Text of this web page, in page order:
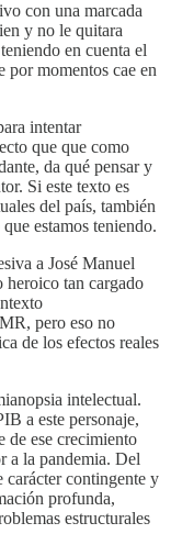
con una marcada
y no le quitara
en cuenta el
por momentos cae en
intentar
que que como
da qué pensar y
Si este texto es
del país, también
estamos teniendo.
a José Manuel
heroico tan cargado
pero eso no
de los efectos reales
intelectual.
a este personaje,
de ese crecimiento
a la pandemia. Del
contingente y
profunda,
estructurales